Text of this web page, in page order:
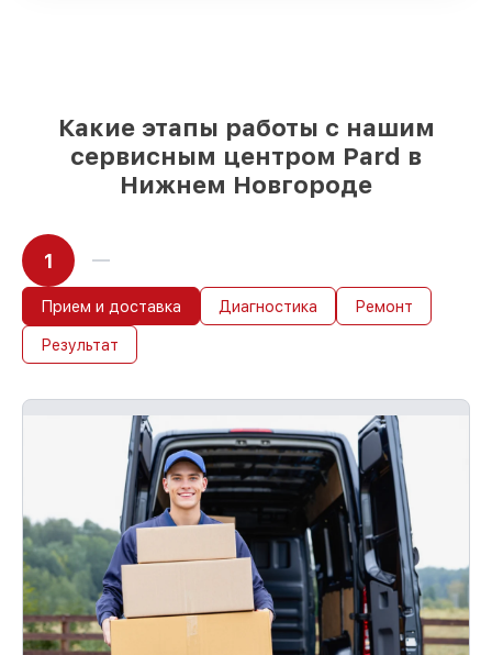
Какие этапы работы с нашим
сервисным центром Pard в
Нижнем Новгороде
1
Прием и доставка Диагностика Ремонт
Результат